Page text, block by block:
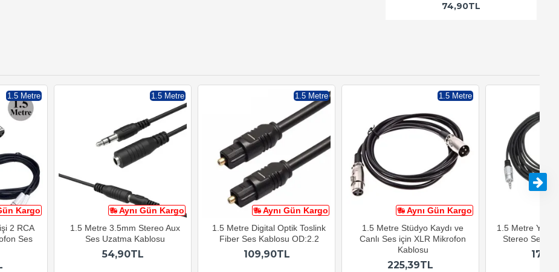
74,90TL
Kargo
1.5 Metre
2 RCA
Ses
Aynı Gün Kargo
1.5 Metre
1.5 Metre 3.5mm Stereo Aux
Ses Uzatma Kablosu
54,90TL
Aynı Gün Kargo
1.5 Metre
1.5 Metre Digital Optik Toslink
Fiber Ses Kablosu OD:2.2
109,90TL
Aynı Gün Kargo
1.5 Metre
1.5 Metre Stüdyo Kaydı ve
Canlı Ses için XLR Mikrofon
Kablosu
225,39TL
1.5 Metre
Stereo Ses